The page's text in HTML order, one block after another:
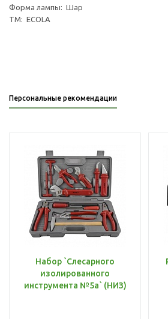
Форма лампы: Шар
ТМ: ECOLA
Персональные рекомендации
Набор `Слесарного
изолированного
инструмента №5а` (НИЗ)